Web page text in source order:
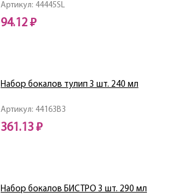
Артикул: 44445SL
94.12 ₽
Артикул: 44163B3
Набор бокалов тулип 3 шт. 240 мл
361.13 ₽
Набор бокалов БИСТРО 3 шт. 290 мл